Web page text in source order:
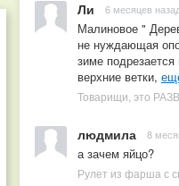
Ли 6 месяцев
Малиновое "
не нуждающая
зиме
верхние ветки,
людмила 8
а зачем яйцо?
Рулет из фарша с